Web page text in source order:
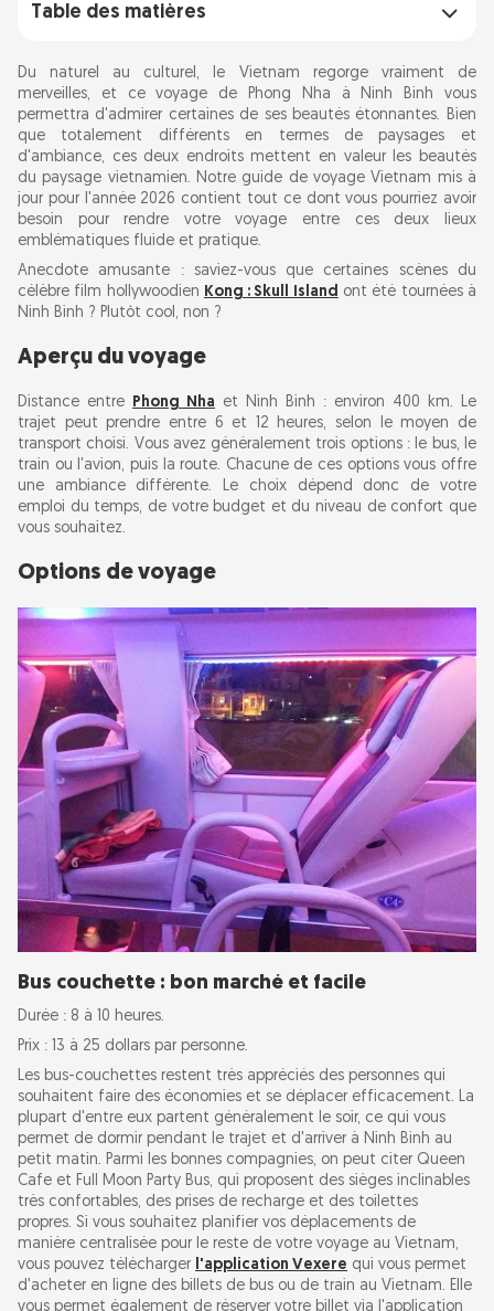
Table des matières
Aperçu du voyage
Options de voyage
Bus couchette : bon marché et facile
Train et bus en un : détente et décontraction
Avion et transfert terrestre : le moyen le plus
rapide
Points forts le long du trajet
Complexe paysager de Trang An
Expériences locales
Conseils d'hébergement
Du naturel au culturel, le Vietnam regorge vraiment de
merveilles, et ce voyage de Phong Nha à Ninh Binh vous
permettra d'admirer certaines de ses beautés étonnantes. Bien
que totalement différents en termes de paysages et
d'ambiance, ces deux endroits mettent en valeur les beautés
du paysage vietnamien. Notre guide de voyage Vietnam mis à
jour pour l'année 2026 contient tout ce dont vous pourriez avoir
besoin pour rendre votre voyage entre ces deux lieux
emblématiques fluide et pratique.
Anecdote amusante : saviez-vous que certaines scènes du
célèbre film hollywoodien Kong : Skull Island ont été tournées à
Ninh Binh ? Plutôt cool, non ?
Aperçu du voyage
Distance entre Phong Nha et Ninh Binh : environ 400 km. Le
trajet peut prendre entre 6 et 12 heures, selon le moyen de
transport choisi. Vous avez généralement trois options : le bus, le
train ou l'avion, puis la route. Chacune de ces options vous offre
une ambiance différente. Le choix dépend donc de votre
emploi du temps, de votre budget et du niveau de confort que
vous souhaitez.
Options de voyage
Bus couchette : bon marché et facile
Durée : 8 à 10 heures.
Prix : 13 à 25 dollars par personne.
Les bus-couchettes restent très appréciés des personnes qui
souhaitent faire des économies et se déplacer efficacement. La
plupart d'entre eux partent généralement le soir, ce qui vous
permet de dormir pendant le trajet et d'arriver à Ninh Binh au
petit matin. Parmi les bonnes compagnies, on peut citer Queen
Cafe et Full Moon Party Bus, qui proposent des sièges inclinables
très confortables, des prises de recharge et des toilettes
propres. Si vous souhaitez planifier vos déplacements de
manière centralisée pour le reste de votre voyage au Vietnam,
vous pouvez télécharger l'application Vexere qui vous permet
d'acheter en ligne des billets de bus ou de train au Vietnam. Elle
vous permet également de réserver votre billet via l'application